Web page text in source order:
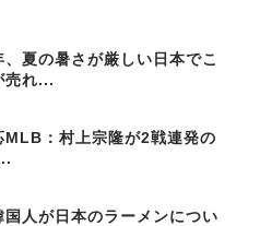
夏の暑さが厳しい日本でこ
売れ...
MLB：村上宗隆が2戦連発の
国人が日本のラーメンについ